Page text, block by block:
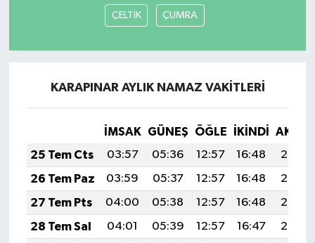
ÇELTİK ÇUMRA
KARAPINAR AYLIK NAMAZ VAKITLERI
İMSAK GÜNEŞ ÖĞLE İKINDI
25 Tem Cts
03:57 05:36 12:57 16:48
20:08
26 Tem Paz
03:59 05:37 12:57 16:48
20:08
27 Tem Pts
04:00 05:38 12:57 16:48
20:07
28 Tem Sal
04:01 05:39 12:57 16:47
20:06